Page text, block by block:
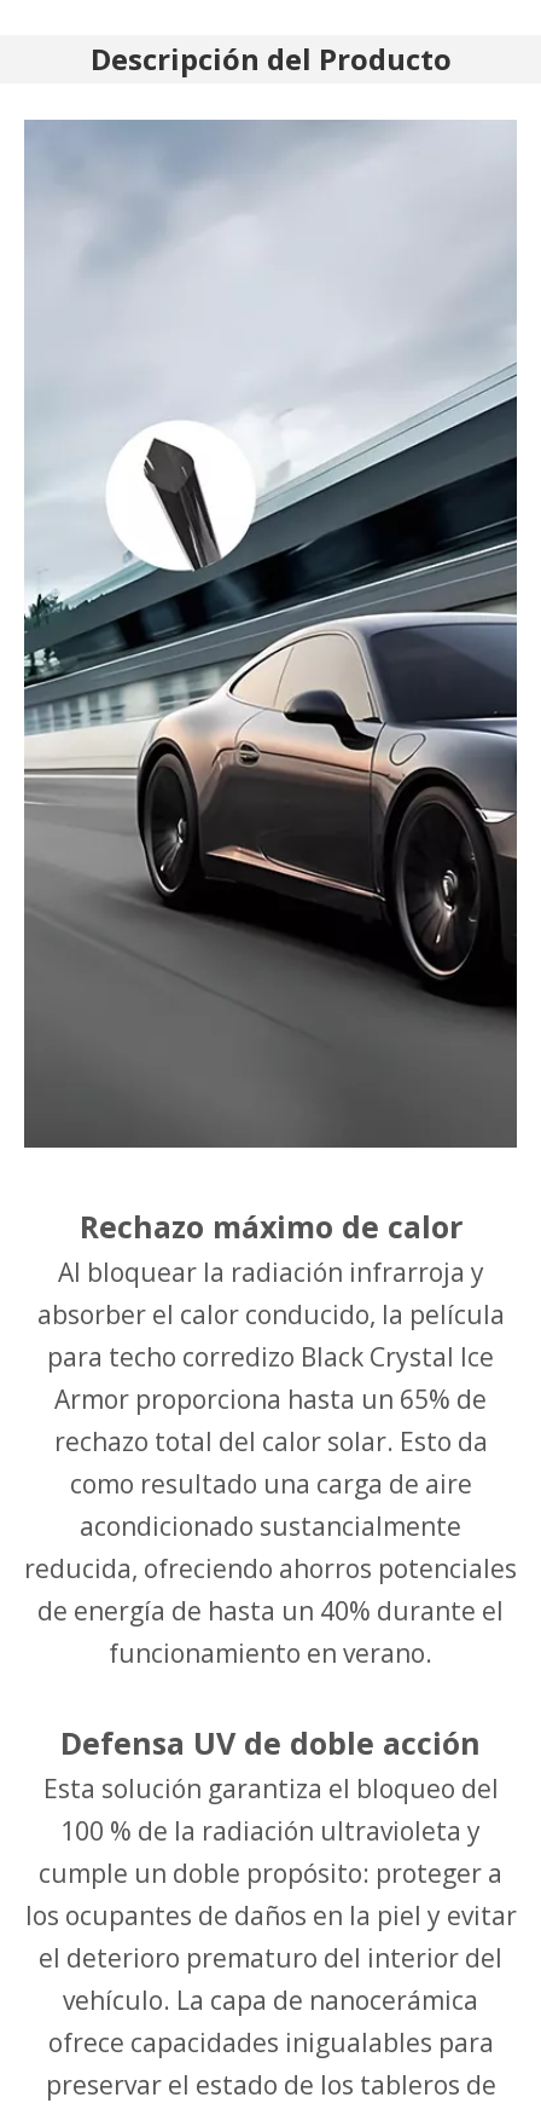
Descripción del Producto
Rechazo máximo de calor
Al bloquear la radiación infrarroja y
absorber el calor conducido, la película
para techo corredizo Black Crystal Ice
Armor proporciona hasta un 65% de
rechazo total del calor solar. Esto da
como resultado una carga de aire
acondicionado sustancialmente
reducida, ofreciendo ahorros potenciales
de energía de hasta un 40% durante el
funcionamiento en verano.
Defensa UV de doble acción
Esta solución garantiza el bloqueo del
100 % de la radiación ultravioleta y
cumple un doble propósito: proteger a
los ocupantes de daños en la piel y evitar
el deterioro prematuro del interior del
vehículo. La capa de nanocerámica
ofrece capacidades inigualables para
preservar el estado de los tableros de